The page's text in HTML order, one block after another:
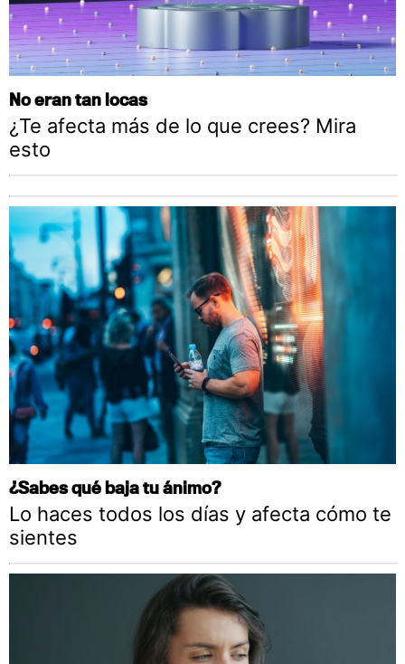
No eran tan locas
¿Te afecta más de lo que crees? Mira
esto
¿Sabes qué baja tu ánimo?
Lo haces todos los días y afecta cómo te
sientes